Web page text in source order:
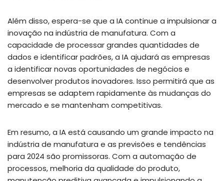
Além disso, espera-se que a IA continue a impulsionar a
inovação na indústria de manufatura. Com a
capacidade de processar grandes quantidades de
dados e identificar padrões, a IA ajudará as empresas
a identificar novas oportunidades de negócios e
desenvolver produtos inovadores. Isso permitirá que as
empresas se adaptem rapidamente às mudanças do
mercado e se mantenham competitivas.
Em resumo, a IA está causando um grande impacto na
indústria de manufatura e as previsões e tendências
para 2024 são promissoras. Com a automação de
processos, melhoria da qualidade do produto,